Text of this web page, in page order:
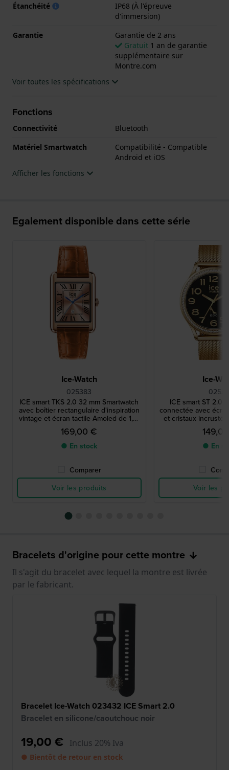
Étanchéité
IP68 (À l'épreuve
d'immersion)
Garantie
Garantie de 2 ans
Gratuit 1 an de garantie
supplémentaire sur
Montre.com
Voir toutes les spécifications
Fonctions
Connectivité
Bluetooth
Matériel Smartwatch
Compatibilité - Compatible
Android et iOS
Afficher les fonctions
Egalement disponible dans cette série
Ice-Watch
025383
ICE smart TKS 2.0 32 mm Smartwatch
avec boîtier rectangulaire d'inspiration
vintage et écran tactile Amoled de 1,41
pouces
169,00 €
● En stock
Comparer
Voir les produits
Ice-
ICE smart ST 2.0
connectée avec
et cristaux
● En
Voir les
Bracelets d'origine pour cette montre
Il s'agit du bracelet avec lequel la montre est livrée
par le fabricant.
Bracelet Ice-Watch 023432 ICE Smart 2.0
Bracelet en silicone/caoutchouc noir
19,00 € Inclus 20% Iva
● Bientôt de retour en stock